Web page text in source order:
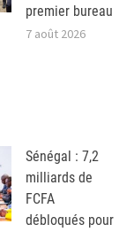
premier bureau
7 août 2026
Sénégal : 7,2
milliards de
FCFA
débloqués pour